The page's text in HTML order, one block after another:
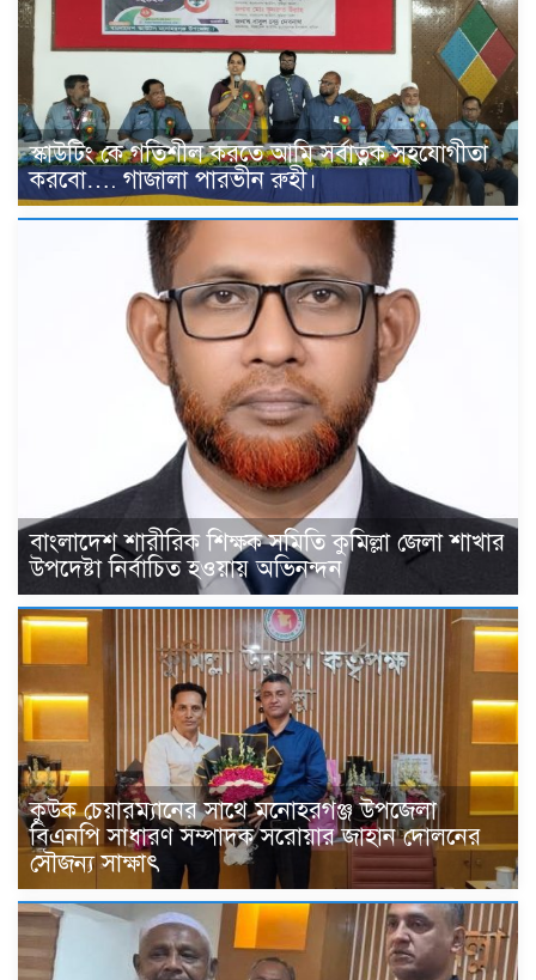
স্কাউটিং কে গতিশীল করতে আমি সর্বাত্নক সহযোগীতা
করবো…. গাজালা পারভীন রুহী।
বাংলাদেশ শারীরিক শিক্ষক সমিতি কুমিল্লা জেলা শাখার
উপদেষ্টা নির্বাচিত হওয়ায় অভিনন্দন
কুউক চেয়ারম্যানের সাথে মনোহরগঞ্জ উপজেলা
বিএনপি সাধারণ সম্পাদক সরোয়ার জাহান দোলনের
সৌজন্য সাক্ষাৎ